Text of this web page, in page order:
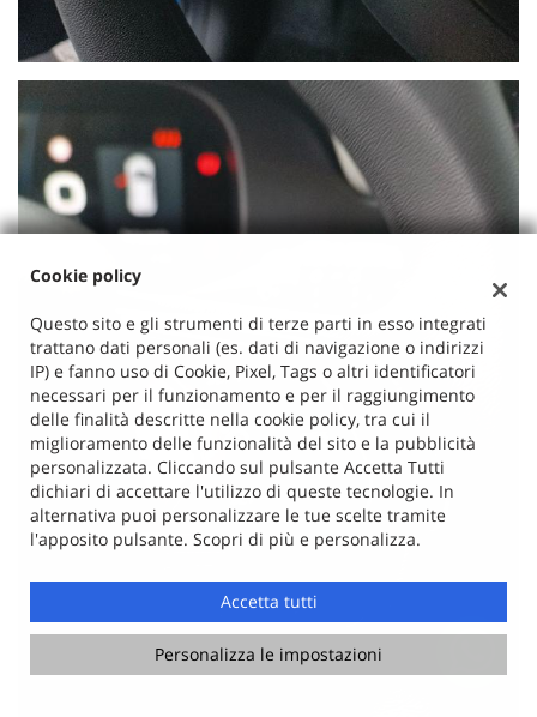
Cookie policy
Questo sito e gli strumenti di terze parti in esso integrati
trattano dati personali (es. dati di navigazione o indirizzi
IP) e fanno uso di Cookie, Pixel, Tags o altri identificatori
necessari per il funzionamento e per il raggiungimento
delle finalità descritte nella cookie policy, tra cui il
miglioramento delle funzionalità del sito e la pubblicità
personalizzata. Cliccando sul pulsante Accetta Tutti
dichiari di accettare l'utilizzo di queste tecnologie. In
alternativa puoi personalizzare le tue scelte tramite
l'apposito pulsante. Scopri di più e personalizza.
Accetta tutti
Personalizza le impostazioni